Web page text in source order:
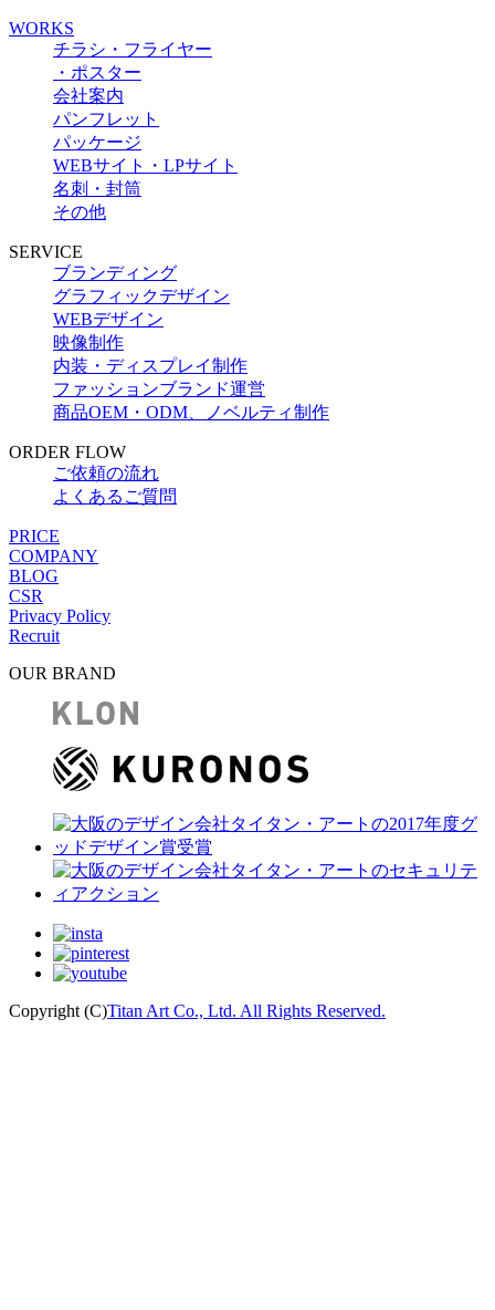
WORKS
チラシ・フライヤー
・ポスター
会社案内
パンフレット
パッケージ
WEBサイト・LPサイト
名刺・封筒
その他
SERVICE
ブランディング
グラフィックデザイン
WEBデザイン
映像制作
内装・ディスプレイ制作
ファッションブランド運営
商品OEM・ODM、ノベルティ制作
ORDER FLOW
ご依頼の流れ
よくあるご質問
PRICE
COMPANY
BLOG
CSR
Privacy Policy
Recruit
OUR BRAND
Copyright (C)Titan Art Co., Ltd. All Rights Reserved.